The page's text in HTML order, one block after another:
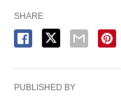
SHARE
PUBLISHED BY